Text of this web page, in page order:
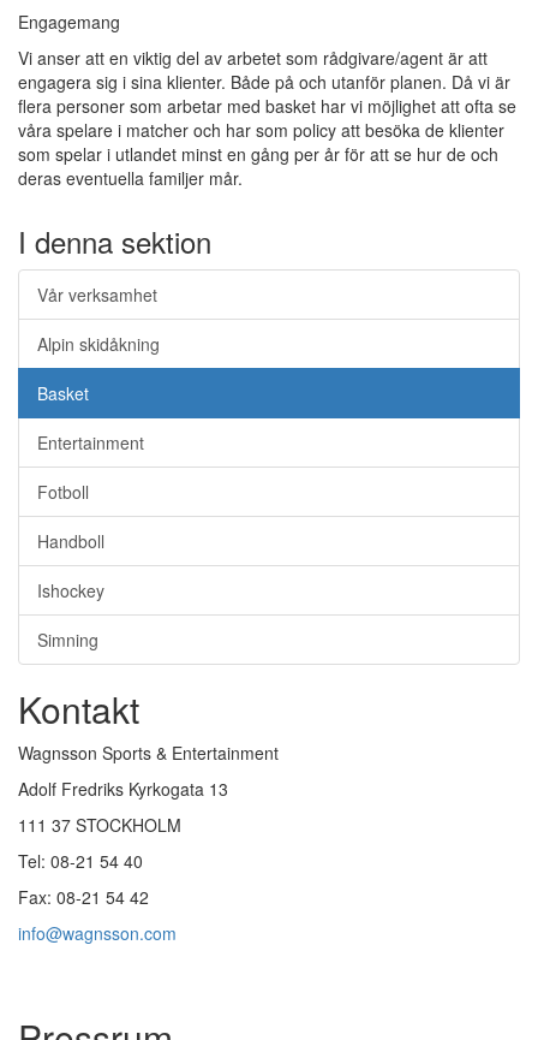
Engagemang
Vi anser att en viktig del av arbetet som rådgivare/agent är att
engagera sig i sina klienter. Både på och utanför planen. Då vi är
flera personer som arbetar med basket har vi möjlighet att ofta se
våra spelare i matcher och har som policy att besöka de klienter
som spelar i utlandet minst en gång per år för att se hur de och
deras eventuella familjer mår.
I denna sektion
Vår verksamhet
Alpin skidåkning
Basket
Entertainment
Fotboll
Handboll
Ishockey
Simning
Kontakt
Wagnsson Sports & Entertainment
Adolf Fredriks Kyrkogata 13
111 37 STOCKHOLM
Tel: 08-21 54 40
Fax: 08-21 54 42
info@wagnsson.com